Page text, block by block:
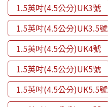
1.5英吋(4.5公分)UK3號
1.5英吋(4.5公分)UK3.5號
1.5英吋(4.5公分)UK4號
1.5英吋(4.5公分)UK5號
1.5英吋(4.5公分)UK5.5號